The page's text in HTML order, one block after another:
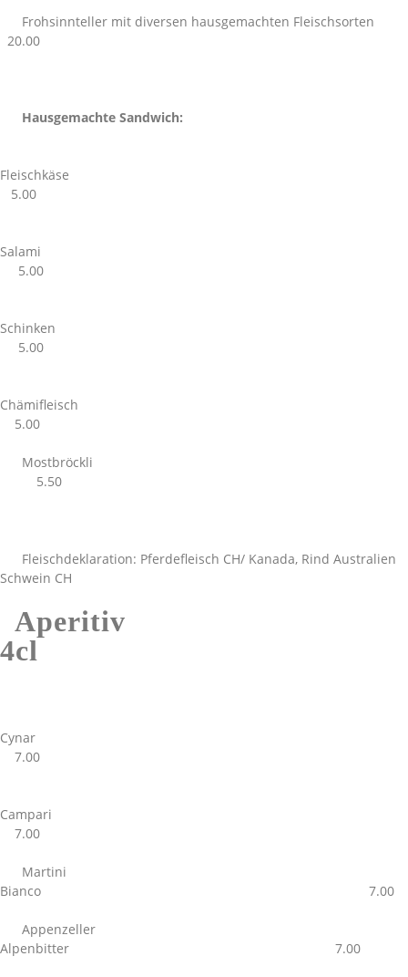
Frohsinnteller mit diversen hausgemachten Fleischsorten
20.00
Hausgemachte Sandwich:
Fleischkäse
5.00
Salami
5.00
Schinken
5.00
Chämifleisch
5.00
Mostbröckli
5.50
Fleischdeklaration: Pferdefleisch CH/ Kanada, Rind Australien
Schwein CH
Aperitiv
4cl
Cynar
7.00
Campari
7.00
Martini
Bianco 7.00
Appenzeller
Alpenbitter 7.00